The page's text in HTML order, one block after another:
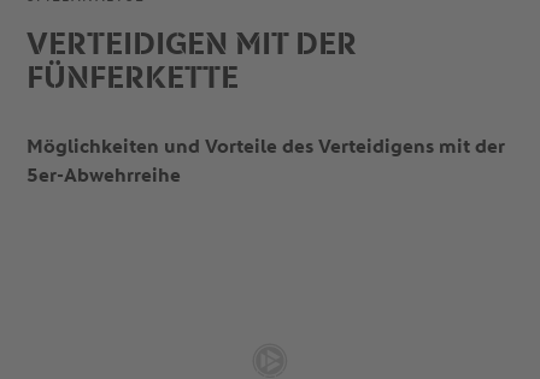
VERTEIDIGEN MIT DER
FÜNFERKETTE
Möglichkeiten und Vorteile des Verteidigens mit der
5er-Abwehrreihe